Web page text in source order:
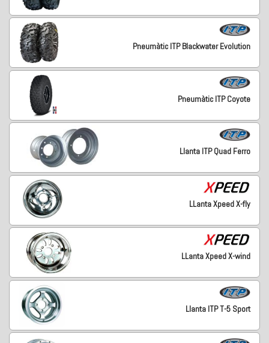
Pneumàtic ITP Blackwater Evolution
Pneumàtic ITP Coyote
Llanta ITP Quad Ferro
LLanta Xpeed X-fly
LLanta Xpeed X-wind
Llanta ITP T-5 Sport